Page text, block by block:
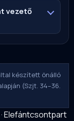
vezető
készített önálló
(Szjt. 34–36.
·Elefántcsontpart